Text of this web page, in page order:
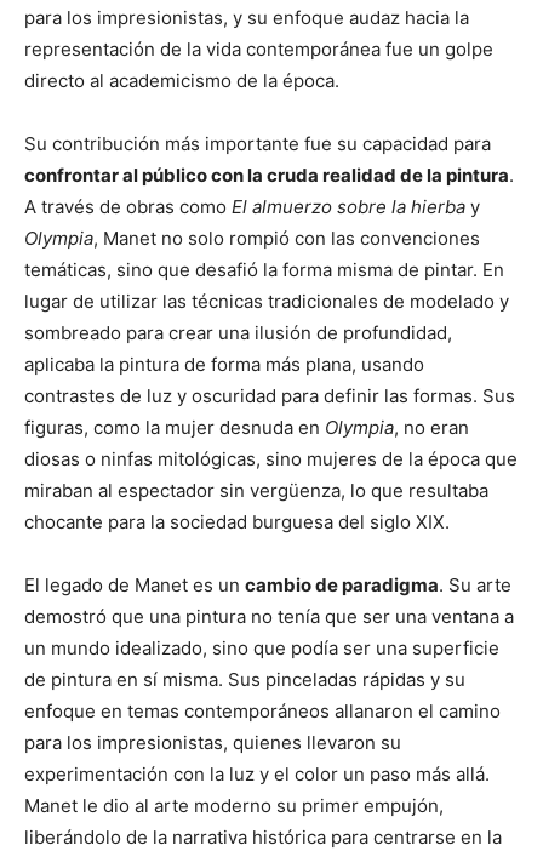
para los impresionistas, y su enfoque audaz hacia la
representación de la vida contemporánea fue un golpe
directo al academicismo de la época.
Su contribución más importante fue su capacidad para
confrontar al público con la cruda realidad de la pintura.
A través de obras como El almuerzo sobre la hierba y
Olympia, Manet no solo rompió con las convenciones
temáticas, sino que desafió la forma misma de pintar. En
lugar de utilizar las técnicas tradicionales de modelado y
sombreado para crear una ilusión de profundidad,
aplicaba la pintura de forma más plana, usando
contrastes de luz y oscuridad para definir las formas. Sus
figuras, como la mujer desnuda en Olympia, no eran
diosas o ninfas mitológicas, sino mujeres de la época que
miraban al espectador sin vergüenza, lo que resultaba
chocante para la sociedad burguesa del siglo XIX.
El legado de Manet es un cambio de paradigma. Su arte
demostró que una pintura no tenía que ser una ventana a
un mundo idealizado, sino que podía ser una superficie
de pintura en sí misma. Sus pinceladas rápidas y su
enfoque en temas contemporáneos allanaron el camino
para los impresionistas, quienes llevaron su
experimentación con la luz y el color un paso más allá.
Manet le dio al arte moderno su primer empujón,
liberándolo de la narrativa histórica para centrarse en la